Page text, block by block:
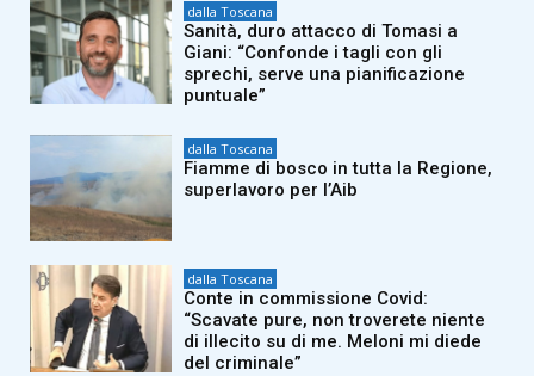
dalla Toscana
Sanità, duro attacco di Tomasi a
Giani: “Confonde i tagli con gli
sprechi, serve una pianificazione
puntuale”
dalla Toscana
Fiamme di bosco in tutta la Regione,
superlavoro per l’Aib
dalla Toscana
Conte in commissione Covid:
“Scavate pure, non troverete niente
di illecito su di me. Meloni mi diede
del criminale”